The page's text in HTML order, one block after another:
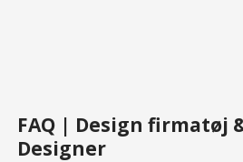
FAQ | Design firmatøj
Designer